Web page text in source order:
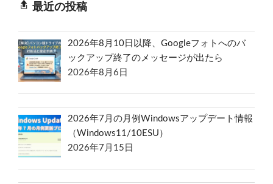
最近の投稿
2026年8月10日以降、Googleフォトへのバ
ックアップ終了のメッセージが出たら
2026年8月6日
2026年7月の月例Windowsアップデート情報
（Windows11/10ESU）
2026年7月15日